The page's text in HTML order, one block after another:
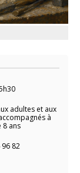
adultes et aux
à
8 ans
96 82